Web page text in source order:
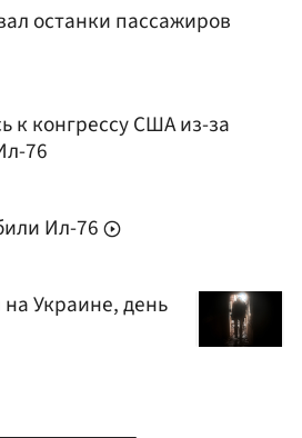
останки пассажиров
к конгрессу США из-за
76
Ил-76
Украине, день